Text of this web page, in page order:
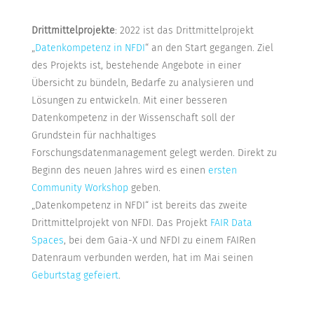
Drittmittelprojekte: 2022 ist das Drittmittelprojekt
„Datenkompetenz in NFDI“ an den Start gegangen. Ziel
des Projekts ist, bestehende Angebote in einer
Übersicht zu bündeln, Bedarfe zu analysieren und
Lösungen zu entwickeln. Mit einer besseren
Datenkompetenz in der Wissenschaft soll der
Grundstein für nachhaltiges
Forschungsdatenmanagement gelegt werden. Direkt zu
Beginn des neuen Jahres wird es einen ersten
Community Workshopgeben.
„Datenkompetenz in NFDI“ ist bereits das zweite
Drittmittelprojekt von NFDI. Das Projekt FAIR Data
Spaces, bei dem Gaia-X und NFDI zu einem FAIRen
Datenraum verbunden werden, hat im Mai seinen
Geburtstag gefeiert.